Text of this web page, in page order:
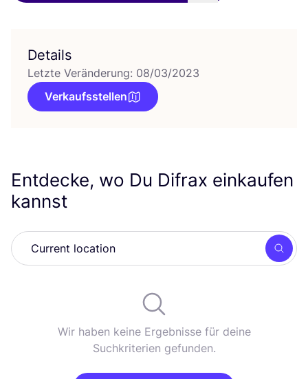
Details
Letzte Veränderung: 08/03/2023
Verkaufsstellen
Entdecke, wo Du Difrax einkaufen
kannst
Wir haben keine Ergebnisse für deine
Suchkriterien gefunden.